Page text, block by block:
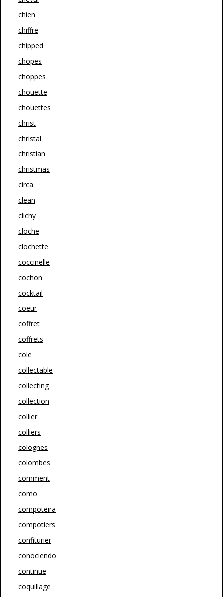
chien
chiffre
chipped
chopes
choppes
chouette
chouettes
christ
christal
christian
christmas
circa
clean
clichy
cloche
clochette
coccinelle
cochon
cocktail
coeur
coffret
coffrets
cole
collectable
collecting
collection
collier
colliers
colognes
colombes
comment
como
compoteira
compotiers
confiturier
conociendo
continue
coquillage